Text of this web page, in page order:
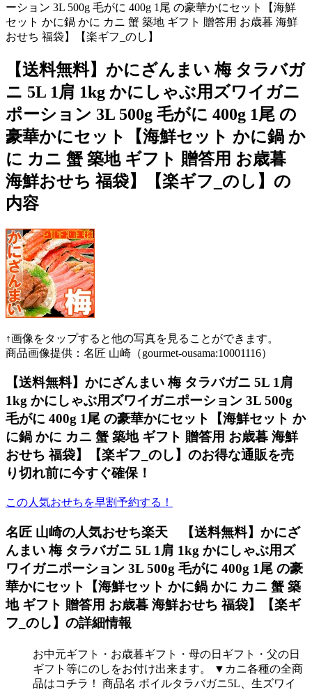
ーション 3L 500g 毛がに 400g 1尾 の豪華かにセット【海鮮
セット かに鍋 かに カニ 蟹 築地 ギフト 贈答用 お歳暮 海鮮
おせち 福袋】【楽ギフ_のし】
【送料無料】かにざんまい 梅 タラバガ
ニ 5L 1肩 1kg かにしゃぶ用ズワイガニ
ポーション 3L 500g 毛がに 400g 1尾 の
豪華かにセット【海鮮セット かに鍋 か
に カニ 蟹 築地 ギフト 贈答用 お歳暮
海鮮おせち 福袋】【楽ギフ_のし】の
内容
↑画像をタップすると他の写真を見ることができます。
商品画像提供：名匠 山崎（gourmet-ousama:10001116）
【送料無料】かにざんまい 梅 タラバガニ 5L 1肩
1kg かにしゃぶ用ズワイガニポーション 3L 500g
毛がに 400g 1尾 の豪華かにセット【海鮮セット か
に鍋 かに カニ 蟹 築地 ギフト 贈答用 お歳暮 海鮮
おせち 福袋】【楽ギフ_のし】のお得な通販を売
り切れ前に今すぐ確保！
この人気おせちを早割予約する！
名匠 山崎の人気おせち楽天 【送料無料】かにざ
んまい 梅 タラバガニ 5L 1肩 1kg かにしゃぶ用ズ
ワイガニポーション 3L 500g 毛がに 400g 1尾 の豪
華かにセット【海鮮セット かに鍋 かに カニ 蟹 築
地 ギフト 贈答用 お歳暮 海鮮おせち 福袋】【楽ギ
フ_のし】の詳細情報
お中元ギフト・お歳暮ギフト・母の日ギフト・父の日
ギフト等にのしをお付け出来ます。 ▼カニ各種の全商
品はコチラ！ 商品名 ボイルタラバガニ5L、生ズワイ